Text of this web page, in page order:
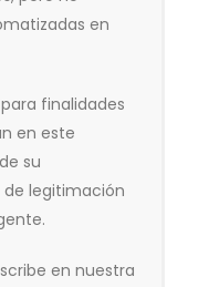
en
finalidades
en este
su
legitimación
en nuestra